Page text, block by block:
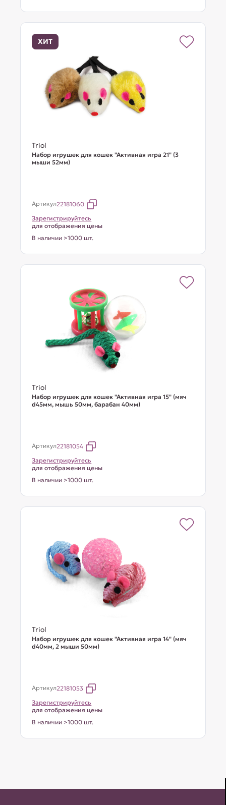
ХИТ
Triol
Набор игрушек для кошек "Активная игра 21" (3
мыши 52мм)
Артикул22181060
Зарегистрируйтесь
для отображения цены
В наличии >1000 шт.
Triol
Набор игрушек для кошек "Активная игра 15" (мяч
d45мм, мышь 50мм, барабан 40мм)
Артикул22181054
Зарегистрируйтесь
для отображения цены
В наличии >1000 шт.
Triol
Набор игрушек для кошек "Активная игра 14" (мяч
d40мм, 2 мыши 50мм)
Артикул22181053
Зарегистрируйтесь
для отображения цены
В наличии >1000 шт.